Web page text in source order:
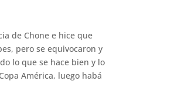
de Chone e hice que
pero se equivocaron y
lo que se hace bien y lo
América, luego habá